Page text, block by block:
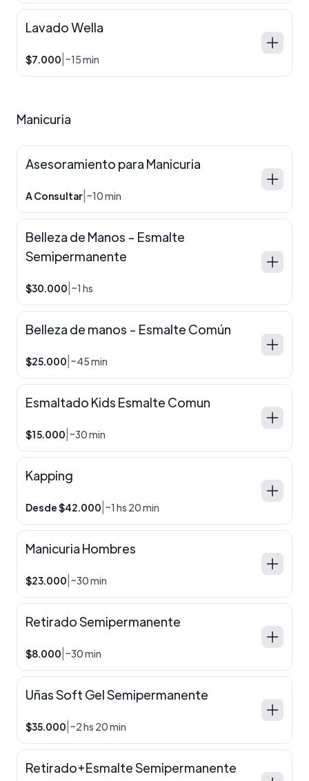
Lavado Wella
$7.000 ~15 min
Manicuria
Asesoramiento para Manicuria
A Consultar ~10 min
Belleza de Manos - Esmalte
Semipermanente
$30.000 ~1 hs
Belleza de manos - Esmalte Común
$25.000 ~45 min
Esmaltado Kids Esmalte Comun
$15.000 ~30 min
Kapping
Desde $42.000 ~1 hs 20 min
Manicuria Hombres
$23.000 ~30 min
Retirado Semipermanente
$8.000 ~30 min
Uñas Soft Gel Semipermanente
$35.000 ~2 hs 20 min
Retirado+Esmalte Semipermanente